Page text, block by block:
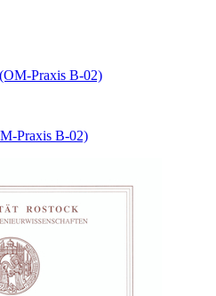
Praxis B-02)